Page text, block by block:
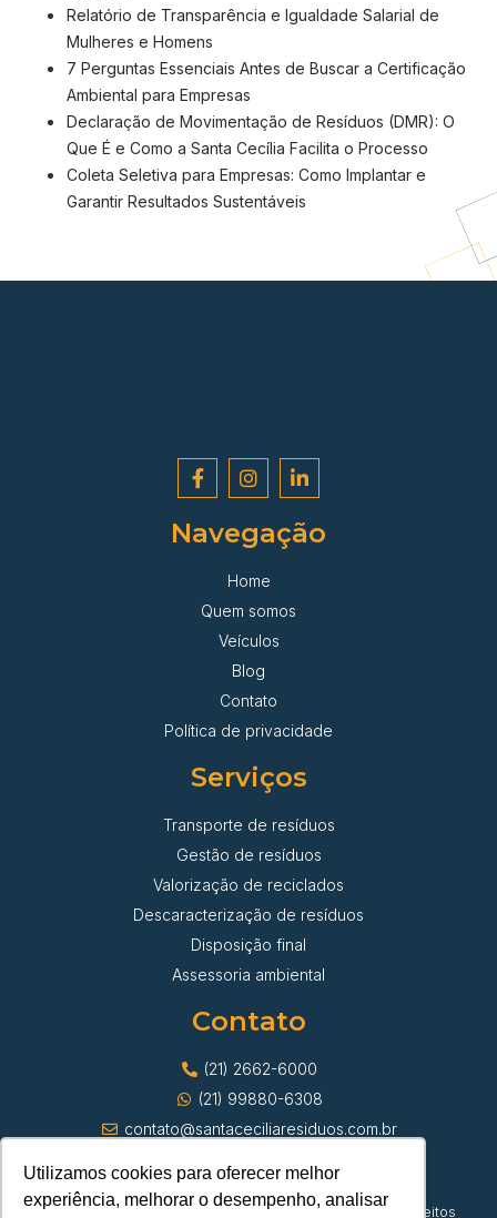
Utilizamos cookies para oferecer melhor
experiência, melhorar o desempenho, analisar
Relatório de Transparência e Igualdade Salarial de
Mulheres e Homens
7 Perguntas Essenciais Antes de Buscar a Certificação
Ambiental para Empresas
Declaração de Movimentação de Resíduos (DMR): O
Que É e Como a Santa Cecília Facilita o Processo
Coleta Seletiva para Empresas: Como Implantar e
Garantir Resultados Sustentáveis
Navegação
Home
Quem somos
Veículos
Blog
Contato
Política de privacidade
Serviços
Transporte de resíduos
Gestão de resíduos
Valorização de reciclados
Descaracterização de resíduos
Disposição final
Assessoria ambiental
Contato
(21) 2662-6000
(21) 99880-6308
contato@santaceciliaresiduos.com.br
© Santa Cecília Transporte de Resíduos | Todos os direitos